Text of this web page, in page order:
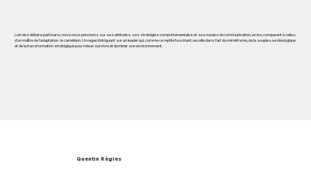
Loin des débats partisans, nous nous penchons sur ses attitudes, ses stratégies comportementales et ses modes de communication, en les comparant à celles
d’un maître de l’adaptation : le caméléon. Un regard intriguant sur un leader qui, comme ce reptile fascinant, excelle dans l’art du mimétisme, de la souplesse idéologique
et de la transformation stratégique pour mieux survivre et dominer son environnement.
Quentin Règles